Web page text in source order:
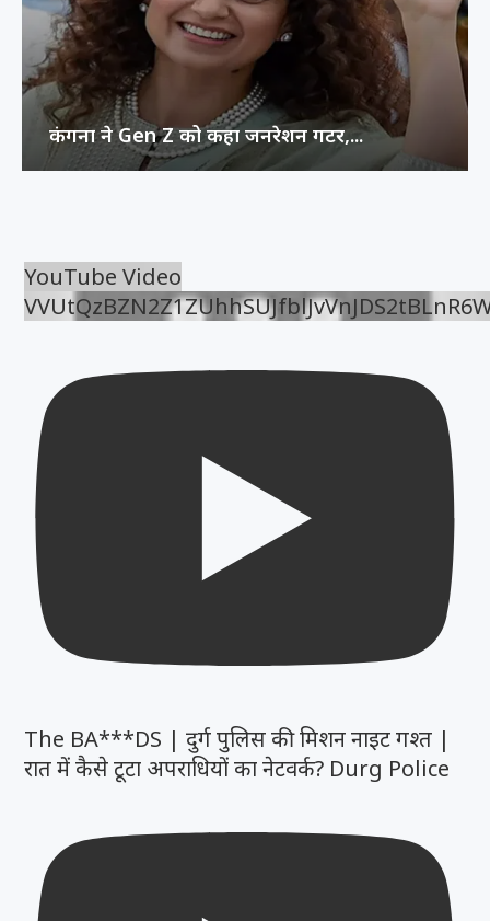
YouTube Video
The BA***DS | दुर्ग पुलिस की मिशन नाइट गश्त |
रात में कैसे टूटा अपराधियों का नेटवर्क? Durg Police
कंगना ने Gen Z को कहा जनरेशन गटर,...